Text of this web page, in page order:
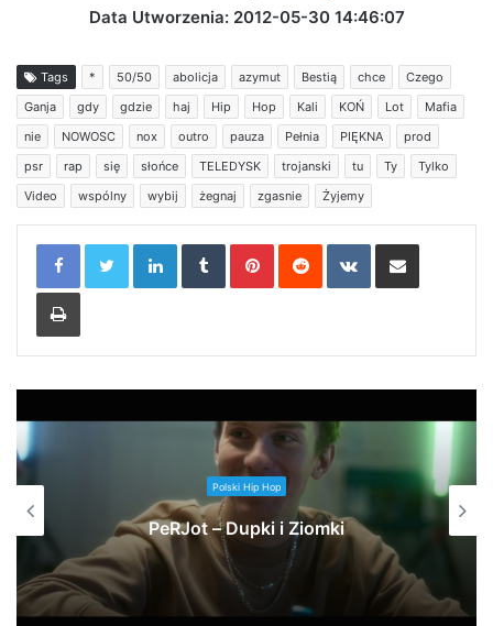
Data Utworzenia: 2012-05-30 14:46:07
Tags * 50/50 abolicja azymut Bestią chce
Czego
Ganja
gdy gdzie haj Hip Hop Kali KOŃ Lot
Mafia
nie
NOWOSC nox outro pauza Pełnia PIĘKNA
prod
psr
rap się słońce TELEDYSK trojanski tu Ty
Tylko
Video
wspólny wybij żegnaj zgasnie Żyjemy
LinkedInTumblrPinterestReddit VKontakteShare via Email
Print
Polski Hip Hop
#30 w karcie na czasie!!!